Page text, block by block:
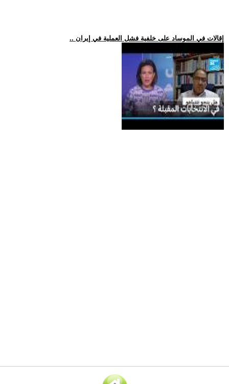
.. إقالات في الموساد على خلفية فشل العملية في إيران